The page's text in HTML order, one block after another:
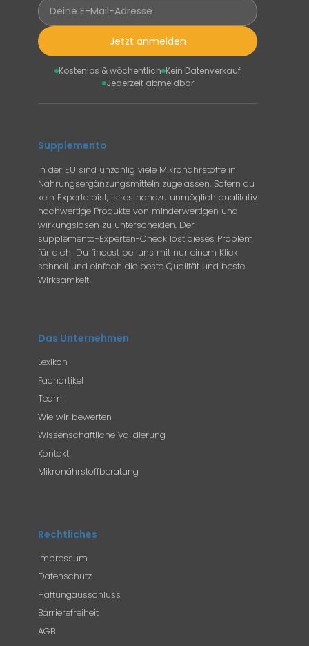
Jetzt anmelden
Kostenlos & wöchentlich Kein Datenverkauf
Jederzeit abmeldbar
Supplemento
In der EU sind unzählig viele Mikronährstoffe in
Nahrungsergänzungsmitteln zugelassen. Sofern du
kein Experte bist, ist es nahezu unmöglich qualitativ
hochwertige Produkte von minderwertigen und
wirkungslosen zu unterscheiden. Der
supplemento-Experten-Check löst dieses Problem
für dich! Du findest bei uns mit nur einem Klick
schnell und einfach die beste Qualität und beste
Wirksamkeit!
Das Unternehmen
Lexikon
Fachartikel
Team
Wie wir bewerten
Wissenschaftliche Validierung
Kontakt
Mikronährstoffberatung
Rechtliches
Impressum
Datenschutz
Haftungausschluss
Barrierefreiheit
AGB